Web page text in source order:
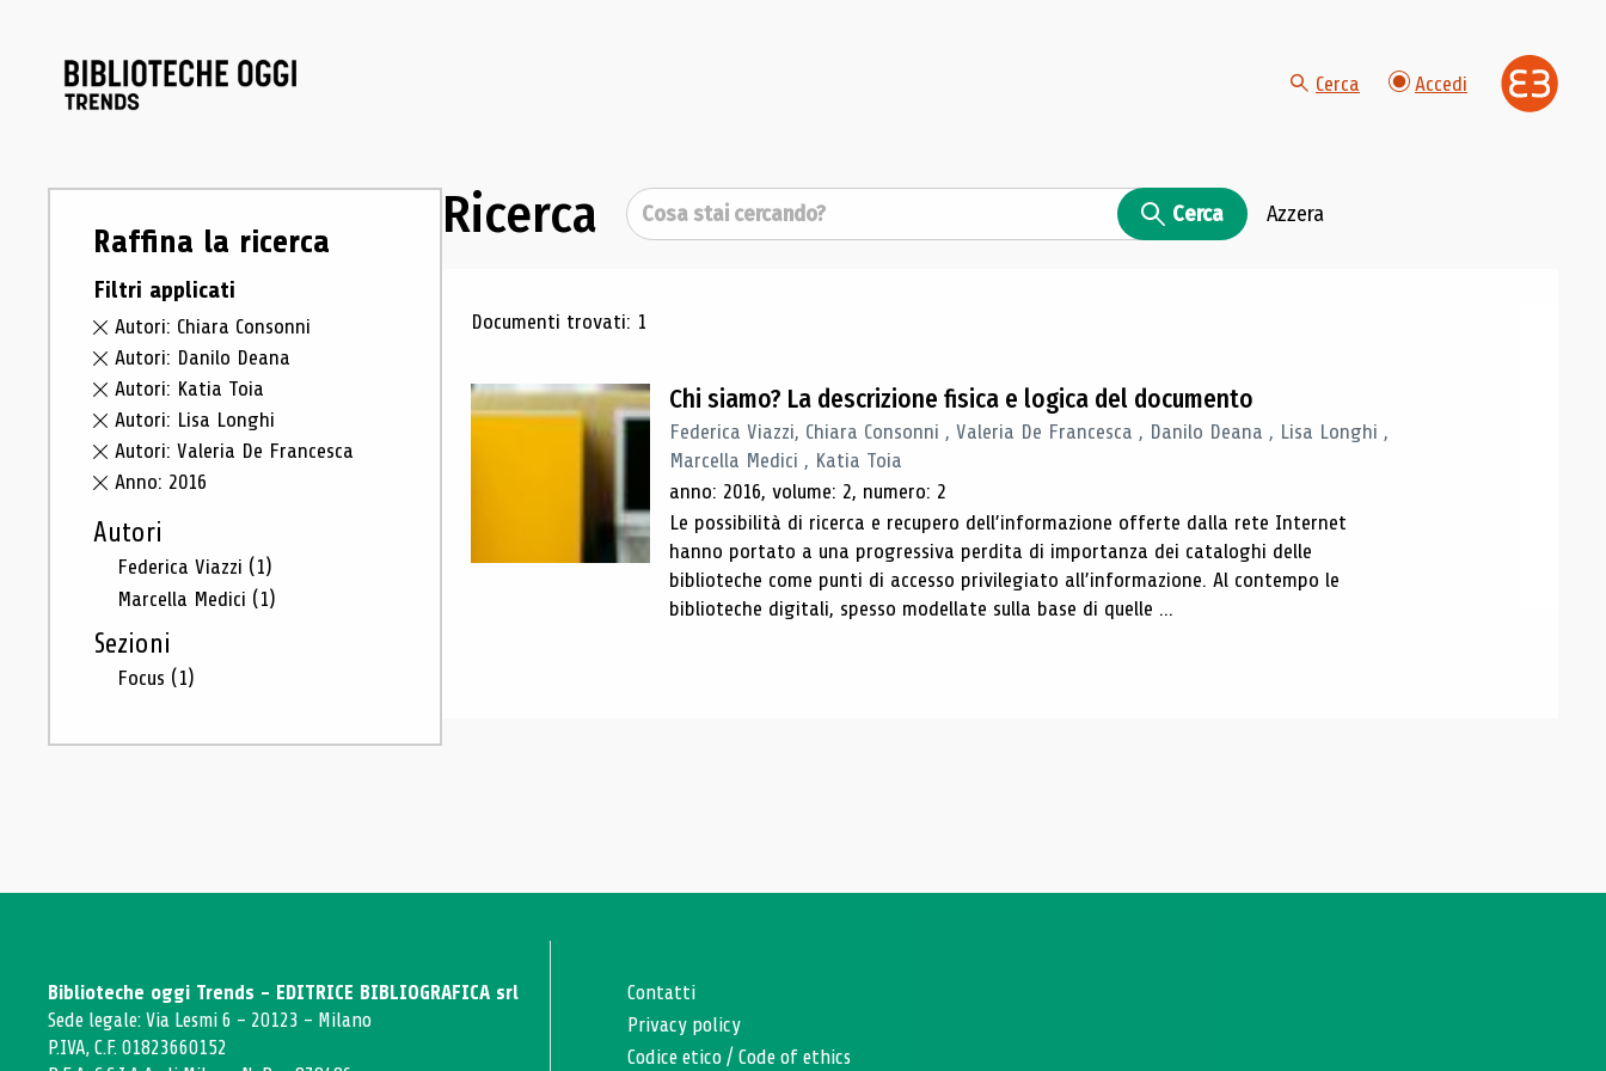
Cerca Accedi
Raffina la ricerca
Filtri applicati
Autori: Chiara Consonni
Autori: Danilo Deana
Autori: Katia Toia
Autori: Lisa Longhi
Autori: Valeria De Francesca
Anno: 2016
Autori
Federica Viazzi (1)
Marcella Medici (1)
Sezioni
Focus (1)
Ricerca Cerca Cerca Azzera
Risultati di ricerca
Documenti trovati: 1
Chi siamo? La descrizione fisica e logica del documento
Federica Viazzi, Chiara Consonni , Valeria De Francesca , Danilo Deana , Lisa Longhi ,
Marcella Medici , Katia Toia
anno: 2016, volume: 2, numero: 2
Le possibilità di ricerca e recupero dell’informazione offerte dalla rete Internet
hanno portato a una progressiva perdita di importanza dei cataloghi delle
biblioteche come punti di accesso privilegiato all’informazione. Al contempo le
biblioteche digitali, spesso modellate sulla base di quelle ...
Biblioteche oggi Trends - EDITRICE BIBLIOGRAFICA srl
Sede legale: Via Lesmi 6 - 20123 - Milano
P.IVA, C.F. 01823660152
Contatti
Privacy policy
Codice etico /Code of ethics